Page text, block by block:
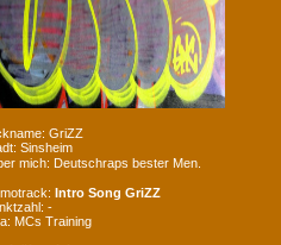
GriZZ
Sinsheim
mich: Deutschraps bester Men.
Intro Song GriZZ
-
MCs Training